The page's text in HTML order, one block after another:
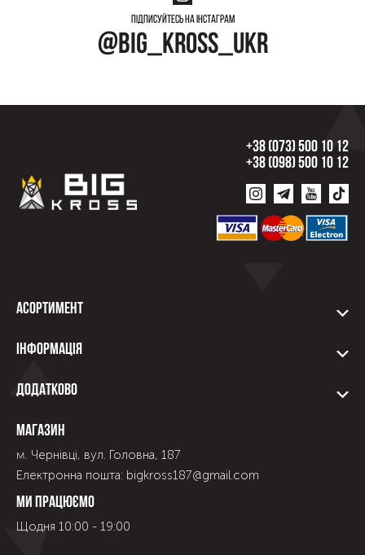
Підписуйтесь на інстаграм
@big_kross_ukr
+38 (073) 500 10 12
+38 (098) 500 10 12
Асортимент
Інформація
Додатково
Магазин
м. Чернівці, вул. Головна, 187
Електронна пошта: bigkross187@gmail.com
Ми працюємо
Щодня 10:00 - 19:00